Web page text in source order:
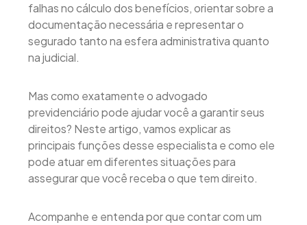
falhas no cálculo dos benefícios, orientar sobre a
documentação necessária e representar o
segurado tanto na esfera administrativa quanto
na judicial.
Mas como exatamente o advogado
previdenciário pode ajudar você a garantir seus
direitos? Neste artigo, vamos explicar as
principais funções desse especialista e como ele
pode atuar em diferentes situações para
assegurar que você receba o que tem direito.
Acompanhe e entenda por que contar com um